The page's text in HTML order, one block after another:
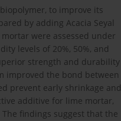
to improve its
by adding Acacia Seyal
were assessed under
levels of 20%, 50%, and
strength and durability
improved the bond between
prevent early shrinkage and
additive for lime mortar,
findings suggest that the